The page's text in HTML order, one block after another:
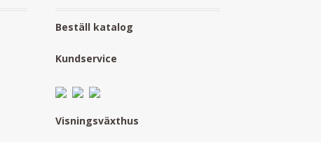
Beställ katalog
Kundservice
Visningsväxthus